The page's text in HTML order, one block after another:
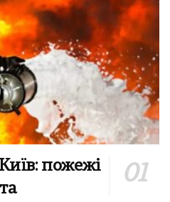
пожежі